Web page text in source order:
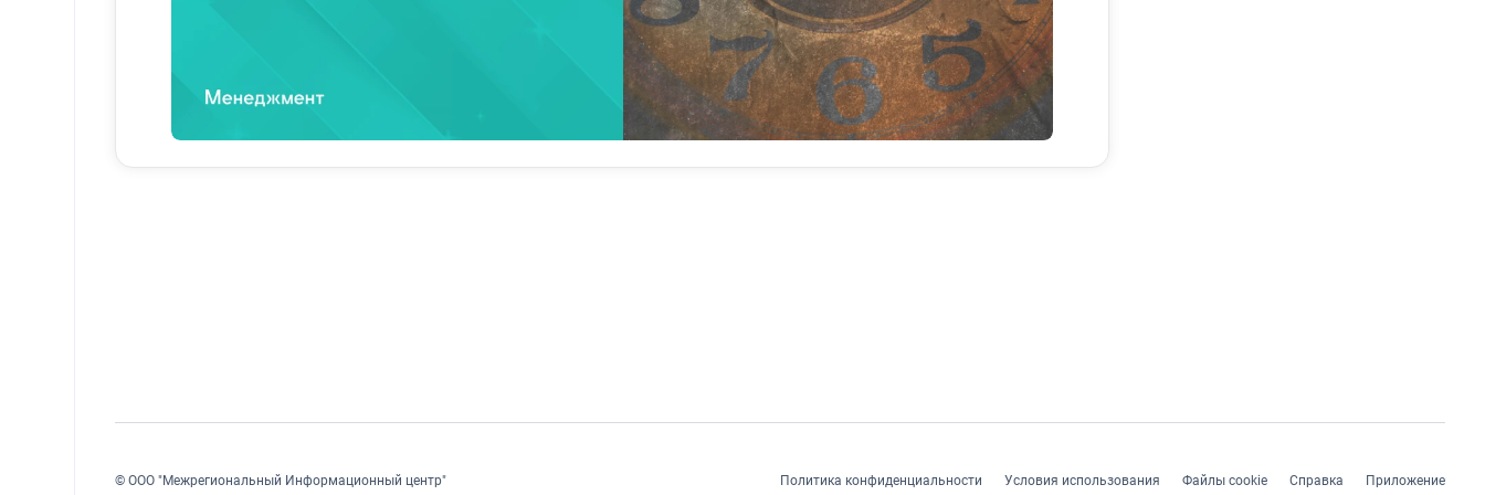
собственные данные, чтобы лучше понять структуру своей работы и пути к улучшению.
Организациям необходимо установить прозрачную политику, чтобы уменьшить настороженность
сотрудников.
© ООО "Межрегиональный Информационный центр" Политика конфиденциальности Условия использования Файлы cookie Справка Приложение